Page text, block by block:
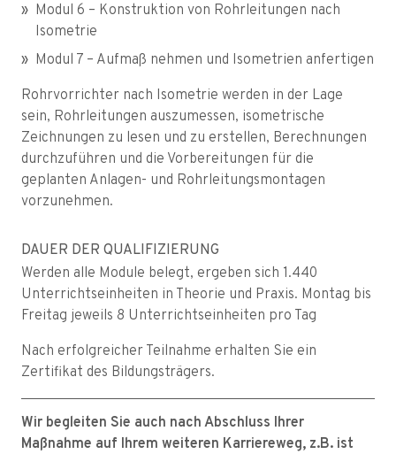
Modul 6 – Konstruktion von Rohrleitungen nach
Isometrie
Modul 7 – Aufmaß nehmen und Isometrien anfertigen
Rohrvorrichter nach Isometrie werden in der Lage
sein, Rohrleitungen auszumessen, isometrische
Zeichnungen zu lesen und zu erstellen, Berechnungen
durchzuführen und die Vorbereitungen für die
geplanten Anlagen- und Rohrleitungsmontagen
vorzunehmen.
DAUER DER QUALIFIZIERUNG
Werden alle Module belegt, ergeben sich 1.440
Unterrichtseinheiten in Theorie und Praxis. Montag bis
Freitag jeweils 8 Unterrichtseinheiten pro Tag
Nach erfolgreicher Teilnahme erhalten Sie ein
Zertifikat des Bildungsträgers.
Wir begleiten Sie auch nach Abschluss Ihrer
Maßnahme auf Ihrem weiteren Karriereweg, z.B. ist